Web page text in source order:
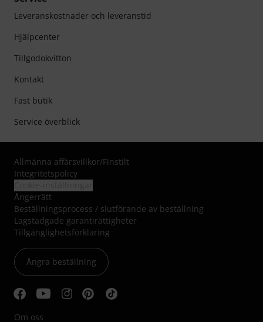
Leveranskostnader och leveranstid
Hjälpcenter
Tillgodokvitton
Kontakt
Fast butik
Service överblick
Allmänna affärsvillkor/Finstilt
Integritetspolicy
Ångerrätt
Beställningsprocess / slutförande av beställning
Lagstadgade garantirättigheter
Tillgänglighetsförklaring
Ångra beställning
Om oss